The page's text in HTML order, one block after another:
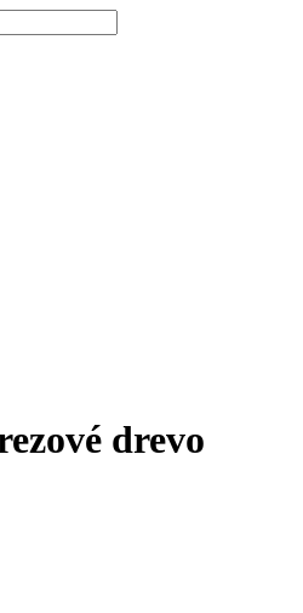
drevo